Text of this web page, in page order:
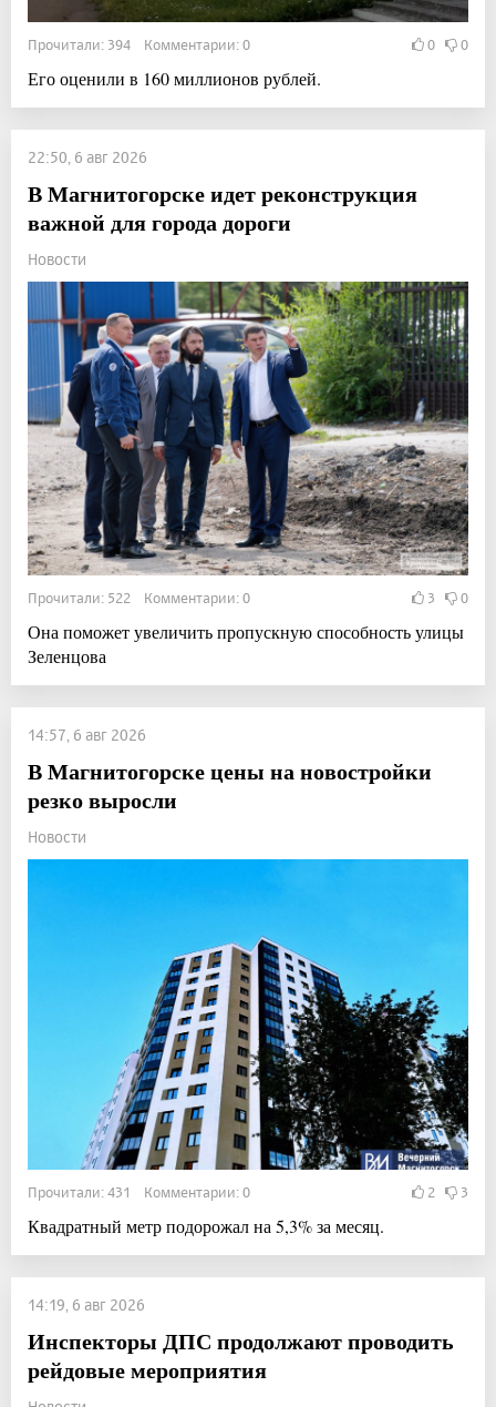
Прочитали: 394 Комментарии: 0 0 0
Его оценили в 160 миллионов рублей.
22:50, 6 авг 2026
В Магнитогорске идет реконструкция
важной для города дороги
Новости
Прочитали: 522 Комментарии: 0 3 0
Она поможет увеличить пропускную способность улицы
Зеленцова
14:57, 6 авг 2026
В Магнитогорске цены на новостройки
резко выросли
Новости
Прочитали: 431 Комментарии: 0 2 3
Квадратный метр подорожал на 5,3% за месяц.
14:19, 6 авг 2026
Инспекторы ДПС продолжают проводить
рейдовые мероприятия